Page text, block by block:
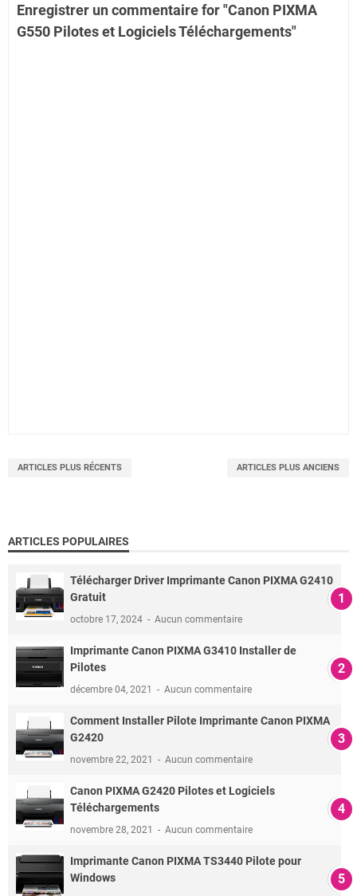
Enregistrer un commentaire for "Canon PIXMA
G550 Pilotes et Logiciels Téléchargements"
ARTICLES PLUS RÉCENTS ARTICLES PLUS ANCIENS
ARTICLES POPULAIRES
Télécharger Driver Imprimante Canon PIXMA G2410
Gratuit
octobre 17, 2024 Aucun commentaire
Imprimante Canon PIXMA G3410 Installer de
Pilotes
décembre 04, 2021 Aucun commentaire
Comment Installer Pilote Imprimante Canon PIXMA
G2420
novembre 22, 2021 Aucun commentaire
Canon PIXMA G2420 Pilotes et Logiciels
Téléchargements
novembre 28, 2021 Aucun commentaire
Imprimante Canon PIXMA TS3440 Pilote pour
Windows